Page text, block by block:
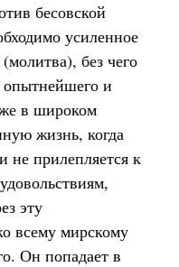
бесовской
усиленное
без чего
опытнейшего и
в широком
жизнь, когда
не прилепляется к
эту
всему мирскому
Он попадает в